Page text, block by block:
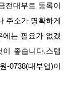
전대부로 등록이
주소가 명확하게
에는 필요가 없겠
좋습니다.스텝
-0738(대부업)이